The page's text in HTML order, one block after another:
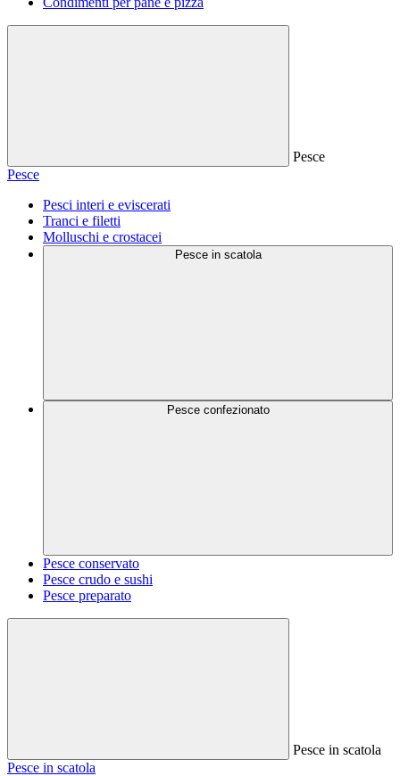
Pesce
Pesce
Pesci interi e eviscerati
Tranci e filetti
Molluschi e crostacei
Pesce in scatola
Pesce confezionato
Pesce conservato
Pesce crudo e sushi
Pesce preparato
Pesce in scatola
Pesce in scatola